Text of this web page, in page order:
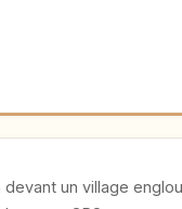
devant un village